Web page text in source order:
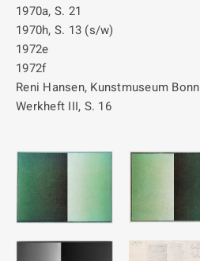
1970a, S. 21
1970h, S. 13 (s/w)
1972e
1972f
Reni Hansen, Kunstmuseum Bonn
Werkheft III, S. 16